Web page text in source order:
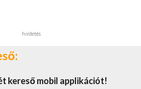
hirdetés
kereső mobil applikációt!